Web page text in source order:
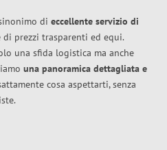
di eccellente servizio di
di prezzi trasparenti ed equi.
una sfida logistica ma anche
una panoramica dettagliata e
cosa aspettarti, senza